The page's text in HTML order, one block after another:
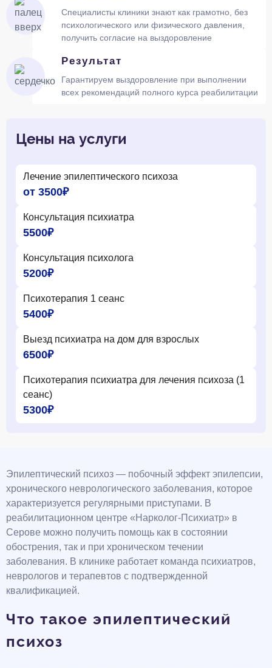
Специалисты клиники знают как грамотно, без
психологического или физического давления,
получить согласие на выздоровление
Результат
Гарантируем выздоровление при выполнении
всех рекомендаций полного курса реабилитации
Цены на услуги
Лечение эпилептического психоза
от 3500₽
Консультация психиатра
5500₽
Консультация психолога
5200₽
Психотерапия 1 сеанс
5400₽
Выезд психиатра на дом для взрослых
6500₽
Психотерапия психиатра для лечения психоза (1
сеанс)
5300₽
Эпилептический психоз — побочный эффект эпилепсии,
хронического неврологического заболевания, которое
характеризуется регулярными приступами. В
реабилитационном центре «Нарколог-Психиатр» в
Серове можно получить помощь как в состоянии
обострения, так и при хроническом течении
заболевания. В клинике работает команда психиатров,
неврологов и терапевтов с подтвержденной
квалификацией.
Что такое эпилептический
психоз